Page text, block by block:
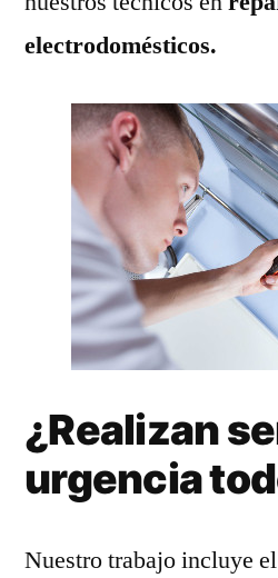
electrodomésticos.
¿Realizan
urgencia
Nuestro trabajo incluye el